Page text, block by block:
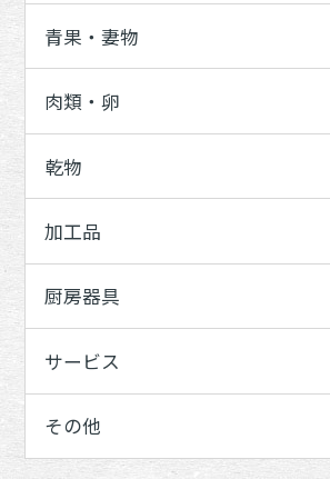
青果・妻物
肉類・卵
乾物
加工品
厨房器具
サービス
その他